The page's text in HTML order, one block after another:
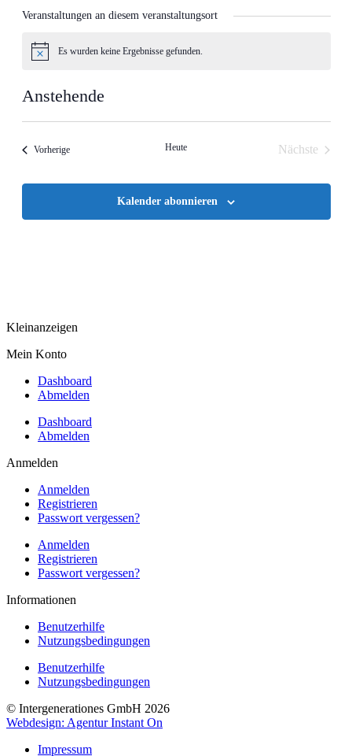
Veranstaltungen an diesem veranstaltungsort
HinweisEs wurden keine Ergebnisse gefunden.
Anstehende
VorherigeVeranstaltungen Heute
Nächste
Kalender abonnieren
Kleinanzeigen
Mein Konto
Dashboard
Abmelden
Dashboard
Abmelden
Anmelden
Anmelden
Registrieren
Passwort vergessen?
Anmelden
Registrieren
Passwort vergessen?
Informationen
Benutzerhilfe
Nutzungsbedingungen
Benutzerhilfe
Nutzungsbedingungen
© Intergenerationes GmbH 2026
Webdesign: Agentur Instant On
Impressum